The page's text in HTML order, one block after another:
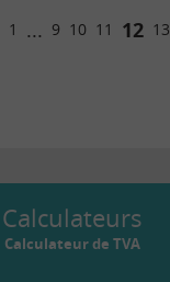
1 ... 9 10 11 12 13
Calculateurs
Calculateur de TVA